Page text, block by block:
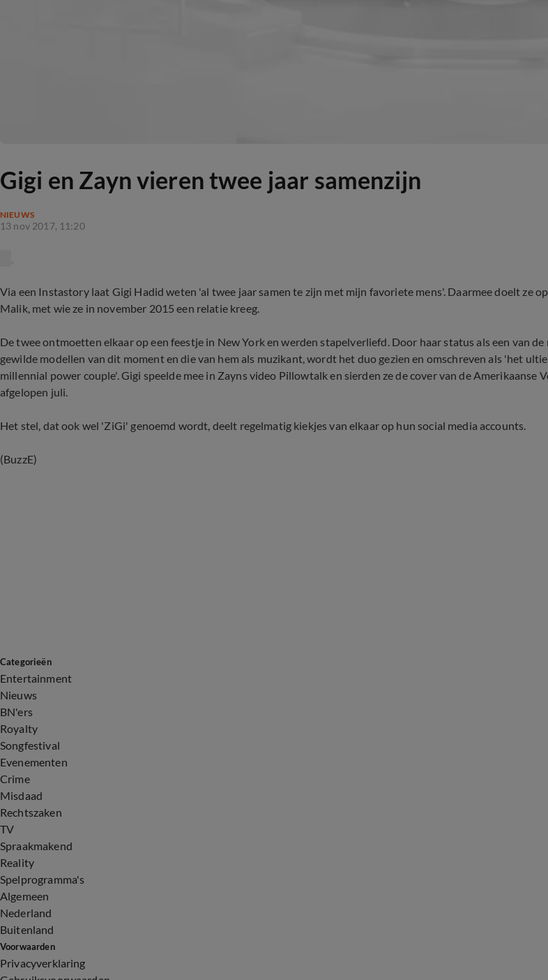
Gigi en Zayn vieren twee jaar samenzijn
NIEUWS
13 nov 2017, 11:20
Via een Instastory laat Gigi Hadid weten 'al twee jaar samen te zijn met mijn favoriete mens'. Daarmee doelt ze
Malik, met wie ze in november 2015 een relatie kreeg.
De twee ontmoetten elkaar op een feestje in New York en werden stapelverliefd. Door haar status als een van de
gewilde modellen van dit moment en die van hem als muzikant, wordt het duo gezien en omschreven als 'het
millennial power couple'. Gigi speelde mee in Zayns video Pillowtalk en sierden ze de cover van de Amerikaanse
afgelopen juli.
Het stel, dat ook wel 'ZiGi' genoemd wordt, deelt regelmatig kiekjes van elkaar op hun social media accounts.
(BuzzE)
Categorieën
Entertainment
Nieuws
BN'ers
Royalty
Songfestival
Evenementen
Crime
Misdaad
Rechtszaken
TV
Spraakmakend
Reality
Spelprogramma's
Algemeen
Nederland
Buitenland
Voorwaarden
Privacyverklaring